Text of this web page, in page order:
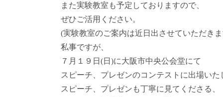
また実験教室も予定しておりますので、
ぜひご活用ください。
(実験教室のご案内は近日出させていただき
私事ですが、
７月１９日(日)に大阪市中央公会堂にて
スピーチ、プレゼンのコンテストに出場いた
スピーチ、プレゼンも丁寧に見てくださる、